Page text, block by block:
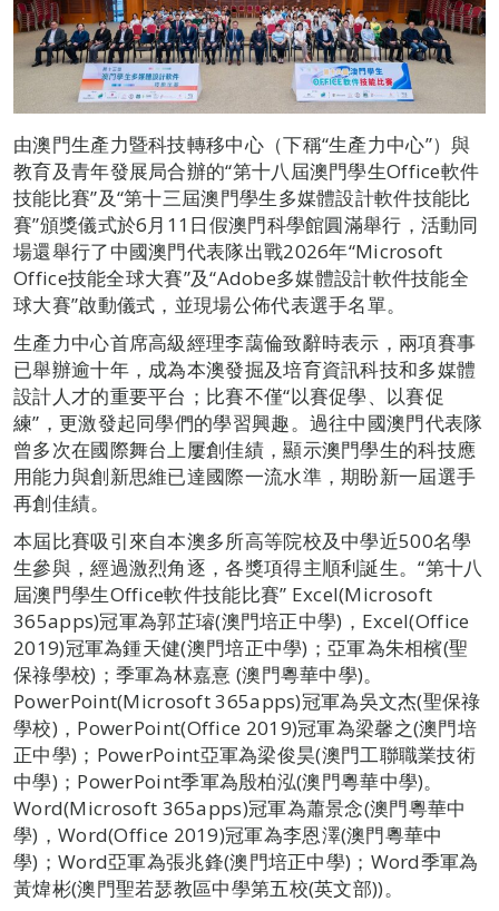
由澳門生產力暨科技轉移中心（下稱“生產力中心”）與
教育及青年發展局合辦的“第十八屆澳門學生Office軟件
技能比賽”及“第十三屆澳門學生多媒體設計軟件技能比
賽”頒獎儀式於6月11日假澳門科學館圓滿舉行，活動同
場還舉行了中國澳門代表隊出戰2026年“Microsoft
Office技能全球大賽”及“Adobe多媒體設計軟件技能全
球大賽”啟動儀式，並現場公佈代表選手名單。
生產力中心首席高級經理李藹倫致辭時表示，兩項賽事
已舉辦逾十年，成為本澳發掘及培育資訊科技和多媒體
設計人才的重要平台；比賽不僅“以賽促學、以賽促
練”，更激發起同學們的學習興趣。過往中國澳門代表隊
曾多次在國際舞台上屢創佳績，顯示澳門學生的科技應
用能力與創新思維已達國際一流水準，期盼新一屆選手
再創佳績。
本屆比賽吸引來自本澳多所高等院校及中學近500名學
生參與，經過激烈角逐，各獎項得主順利誕生。“第十八
屆澳門學生Office軟件技能比賽” Excel(Microsoft
365apps)冠軍為郭芷璿(澳門培正中學)，Excel(Office
2019)冠軍為鍾天健(澳門培正中學)；亞軍為朱相檳(聖
保祿學校)；季軍為林嘉憙 (澳門粵華中學)。
PowerPoint(Microsoft 365apps)冠軍為吳文杰(聖保祿
學校)，PowerPoint(Office 2019)冠軍為梁馨之(澳門培
正中學)；PowerPoint亞軍為梁俊昊(澳門工聯職業技術
中學)；PowerPoint季軍為殷柏泓(澳門粵華中學)。
Word(Microsoft 365apps)冠軍為蕭景念(澳門粵華中
學)，Word(Office 2019)冠軍為李恩澤(澳門粵華中
學)；Word亞軍為張兆鋒(澳門培正中學)；Word季軍為
黃煒彬(澳門聖若瑟教區中學第五校(英文部))。